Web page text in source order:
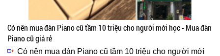
Có nên mua đàn Piano cũ tầm 10 triệu cho người mới học - Mua đàn
Piano cũ giá rẻ
Có nên mua đàn Piano cũ tầm 10 triệu cho người mới